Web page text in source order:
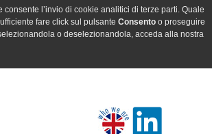
l’invio di cookie analitici di terze parti. Quale
fare click sul pulsante Consentoo proseguire
o deselezionandola, acceda alla nostra